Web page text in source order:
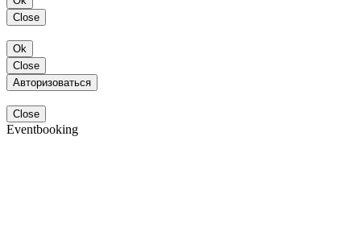
Close
Ok
Close
Авторизоваться
Close
Eventbooking